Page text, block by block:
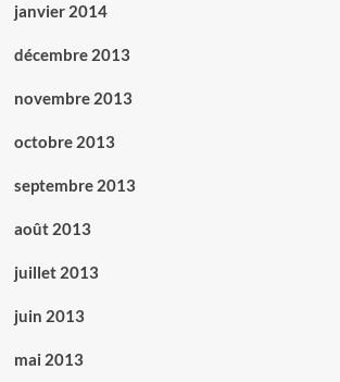
janvier 2014
décembre 2013
novembre 2013
octobre 2013
septembre 2013
août 2013
juillet 2013
juin 2013
mai 2013